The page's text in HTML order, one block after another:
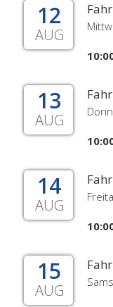
12
AUG
13
AUG
14
AUG
15
AUG